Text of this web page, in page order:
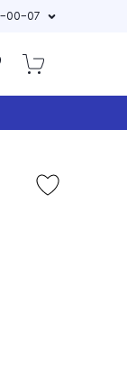
00-07